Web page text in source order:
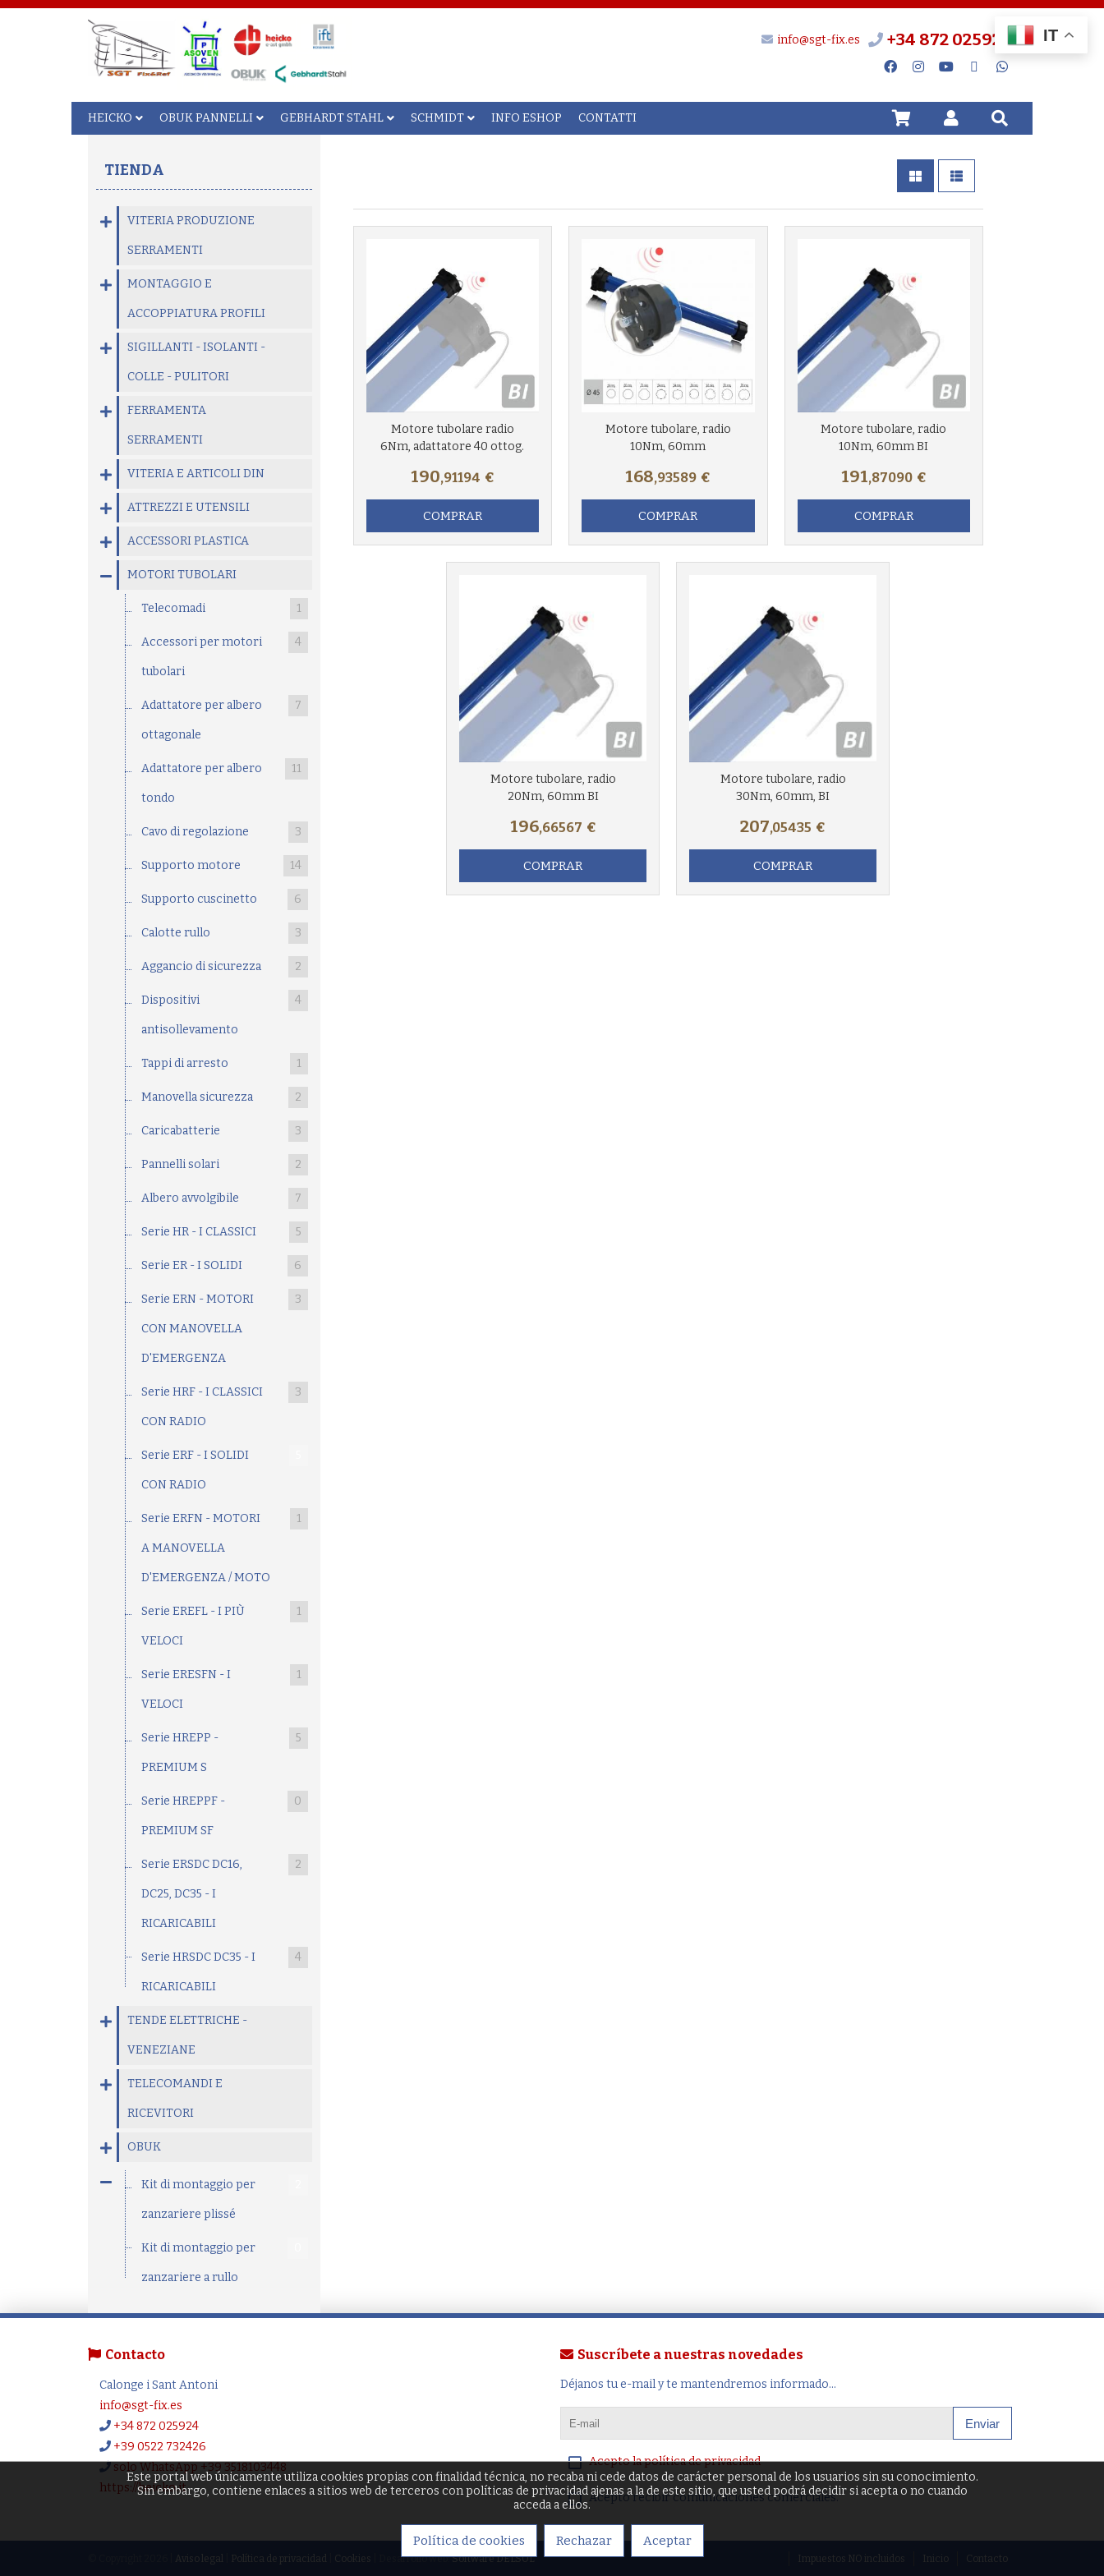
IT
info@sgt-fix.es +34 872 025924
HEICKO OBUK PANNELLI GEBHARDT STAHL SCHMIDT INFO ESHOP CONTATTI
TIENDA
VITERIA PRODUZIONE
SERRAMENTI
MONTAGGIO E
ACCOPPIATURA PROFILI
SIGILLANTI - ISOLANTI -
COLLE - PULITORI
FERRAMENTA
SERRAMENTI
VITERIA E ARTICOLI DIN
ATTREZZI E UTENSILI
ACCESSORI PLASTICA
MOTORI TUBOLARI
Telecomadi 1
Accessori per motori
tubolari
4
Adattatore per albero
ottagonale
7
Adattatore per albero
tondo
11
Cavo di regolazione 3
Supporto motore 14
Supporto cuscinetto 6
Calotte rullo 3
Aggancio di sicurezza 2
Dispositivi
antisollevamento
4
Tappi di arresto 1
Manovella sicurezza 2
Caricabatterie 3
Pannelli solari 2
Albero avvolgibile 7
Serie HR - I CLASSICI 5
Serie ER - I SOLIDI 6
Serie ERN - MOTORI
CON MANOVELLA
D'EMERGENZA
3
Serie HRF - I CLASSICI
CON RADIO
3
Serie ERF - I SOLIDI
CON RADIO
Serie ERFN - MOTORI
A MANOVELLA
D'EMERGENZA / MOTO
1
Serie EREFL - I PIÙ
VELOCI
1
Serie ERESFN - I
VELOCI
1
Serie HREPP -
PREMIUM S
5
Serie HREPPF -
PREMIUM SF
0
Serie ERSDC DC16,
DC25, DC35 - I
RICARICABILI
2
Serie HRSDC DC35 - I
RICARICABILI
4
TENDE ELETTRICHE -
VENEZIANE
TELECOMANDI E
RICEVITORI
OBUK
Kit di montaggio per
zanzariere plissé
Kit di montaggio per
zanzariere a rullo
Motore tubolare radio
6Nm, adattatore 40 ottog.
190,91194 €
COMPRAR
Motore tubolare, radio
10Nm, 60mm
168,93589 €
COMPRAR
Motore tubolare, radio
10Nm, 60mm BI
191,87090 €
COMPRAR
Motore tubolare, radio
20Nm, 60mm BI
196,66567 €
COMPRAR
Motore tubolare, radio
30Nm, 60mm, BI
207,05435 €
COMPRAR
Contacto
Calonge i Sant Antoni
info@sgt-fix.es
+34 872 025924
+39 0522 732426
solo WhatsApp +39 3518103448
https://heicko.it
Suscríbete a nuestras novedades
Déjanos tu e-mail y te mantendremos informado...
Enviar
Acepto la política de privacidad
Acepto recibir comunicaciones comerciales.
Aviso legal Política de privacidad Cookies | Desarrollo web:Software DELSOL Impuestos NO incluidos Inicio Contacto
Este portal web únicamente utiliza cookies propias con finalidad técnica, no recaba ni cede datos de carácter personal de los usuarios sin su conocimiento.
Sin embargo, contiene enlaces a sitios web de terceros con políticas de privacidad ajenas a la de este sitio, que usted podrá decidir si acepta o no cuando
acceda a ellos.
Política de cookies Rechazar Aceptar